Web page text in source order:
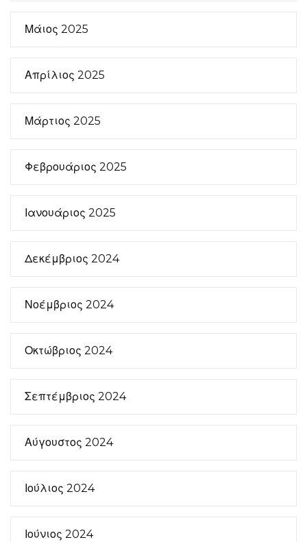
Μάιος 2025
Απρίλιος 2025
Μάρτιος 2025
Φεβρουάριος 2025
Ιανουάριος 2025
Δεκέμβριος 2024
Νοέμβριος 2024
Οκτώβριος 2024
Σεπτέμβριος 2024
Αύγουστος 2024
Ιούλιος 2024
Ιούνιος 2024